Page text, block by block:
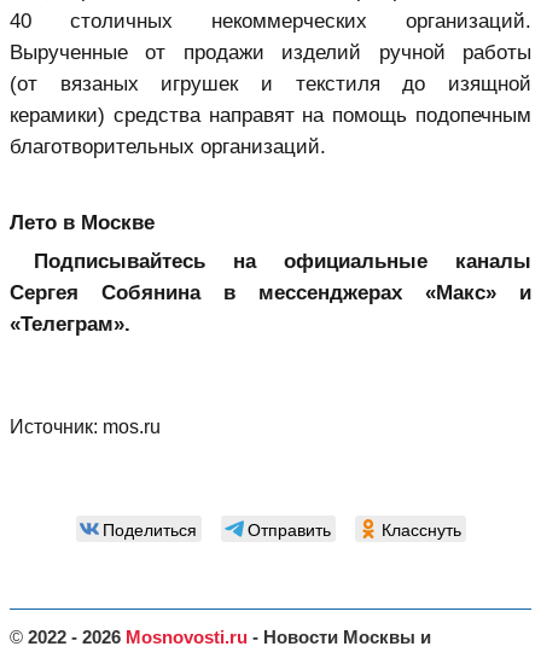
40 столичных некоммерческих организаций.
Вырученные от продажи изделий ручной работы
(от вязаных игрушек и текстиля до изящной
керамики) средства направят на помощь подопечным
благотворительных организаций.
Лето в Москве
Подписывайтесь на официальные каналы
Сергея Собянина в мессенджерах «Макс»
и
«Телеграм».
Источник: mos.ru
Поделиться Отправить Класснуть
© 2022 - 2026 Mosnovosti.ru - Новости Москвы и